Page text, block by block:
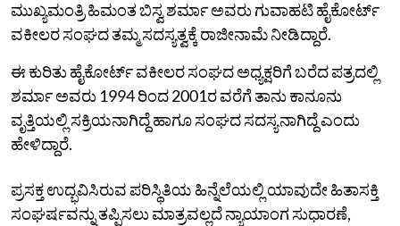
ಮುಖ್ಯಮಂತ್ರಿ ಹಿಮಂತ ಬಿಸ್ವ ಶರ್ಮಾ ಅವರು ಗುವಾಹಟಿ ಹೈಕೋರ್ಟ್
ವಕೀಲರ ಸಂಘದ ತಮ್ಮ ಸದಸ್ಯತ್ವಕ್ಕೆ ರಾಜೀನಾಮೆ ನೀಡಿದ್ದಾರೆ.
ಈ ಕುರಿತು ಹೈಕೋರ್ಟ್‌ ವಕೀಲರ ಸಂಘದ ​​ಅಧ್ಯಕ್ಷರಿಗೆ ಬರೆದ ಪತ್ರದಲ್ಲಿ
ಶರ್ಮಾ ಅವರು 1994 ರಿಂದ 2001ರ ವರೆಗೆ ತಾನು ಕಾನೂನು
ವೃತ್ತಿಯಲ್ಲಿ ಸಕ್ರಿಯನಾಗಿದ್ದೆ ಹಾಗೂ ಸಂಘದ ಸದಸ್ಯನಾಗಿದ್ದೆ ಎಂದು
ಹೇಳಿದ್ದಾರೆ.
ಪ್ರಸಕ್ತ ಉದ್ಭವಿಸಿರುವ ಪರಿಸ್ಥಿತಿಯ ಹಿನ್ನೆಲೆಯಲ್ಲಿ ಯಾವುದೇ ಹಿತಾಸಕ್ತಿ
ಸಂಘರ್ಷವನ್ನು ತಪ್ಪಿಸಲು ಮಾತ್ರವಲ್ಲದೆ ನ್ಯಾಯಾಂಗ ಸುಧಾರಣೆ,